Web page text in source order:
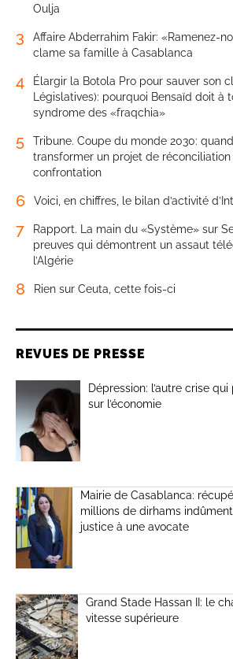
Oulja
3
Affaire Abderrahim Fakir: «Ramenez-
clame sa famille à Casablanca
4
Élargir la Botola Pro pour sauver son
Législatives): pourquoi Bensaïd doit à
syndrome des «fraqchia»
5
Tribune. Coupe du monde 2030:
transformer un projet de
confrontation
6 Voici, en chiffres, le bilan d’activité
7
Rapport. La main du «Système» sur
preuves qui démontrent un assaut
l’Algérie
8 Rien sur Ceuta, cette fois-ci
REVUES DE PRESSE
Dépression: l’autre crise
sur l’économie
Mairie de Casablanca:
millions de dirhams
justice à une avocate
Grand Stade Hassan II: le
vitesse supérieure